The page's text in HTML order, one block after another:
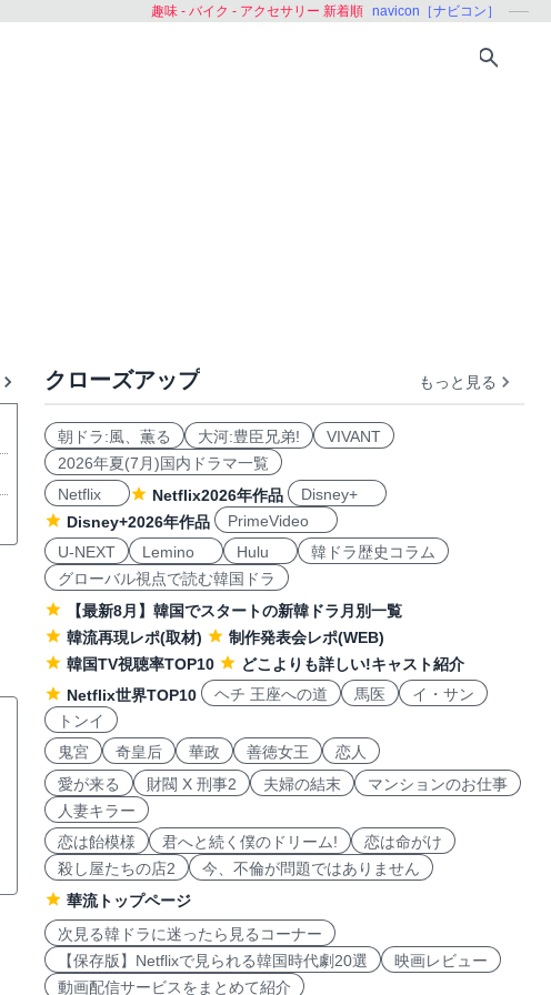
趣味 - バイク - アクセサリー 新着順 navicon［ナビコン］
クローズアップ もっと見る
朝ドラ:風、薫る 大河:豊臣兄弟!
VIVANT
2026年夏(7月)国内ドラマ一覧
Netflix
Netflix2026年作品
Disney+
Disney+2026年作品
PrimeVideo
U-NEXT
Lemino Hulu
韓ドラ歴史コラム
グローバル視点で読む韓国ドラ
【最新8月】韓国でスタートの新韓ドラ月別一覧
韓流再現レポ(取材)
制作発表会レポ(WEB)
韓国TV視聴率TOP10
どこよりも詳しい!キャスト紹介
Netflix世界TOP10
ヘチ 王座への道 馬医
イ・サン
トンイ
鬼宮
奇皇后 華政 善徳女王
恋人
愛が来る
財閥 X 刑事2 夫婦の結末
マンションのお仕事
人妻キラー
恋は飴模様
君へと続く僕のドリーム!
恋は命がけ
殺し屋たちの店2
今、不倫が問題ではありません
華流トップページ
次見る韓ドラに迷ったら見るコーナー
【保存版】Netflixで見られる韓国時代劇20選
映画レビュー
動画配信サービスをまとめて紹介